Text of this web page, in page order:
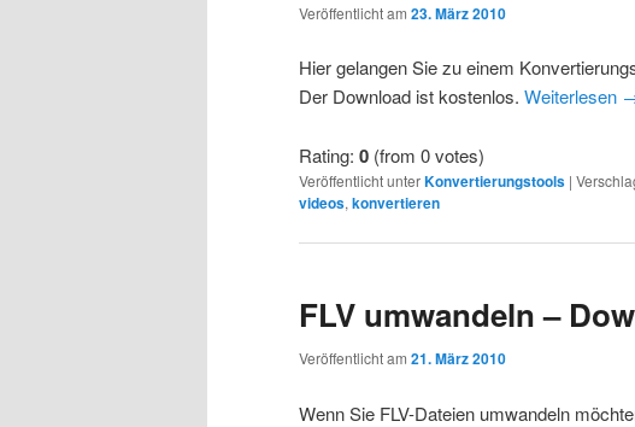
Veröffentlicht am 23. März 2010
Hier gelangen Sie zu einem
Der Download ist kostenlos. Weiterlesen
Rating: 0 (from 0 votes)
Veröffentlicht unterKonvertierungstools |
videos, konvertieren
FLV umwandeln –
Veröffentlicht am 21. März 2010
Wenn Sie FLV-Dateien umwandeln